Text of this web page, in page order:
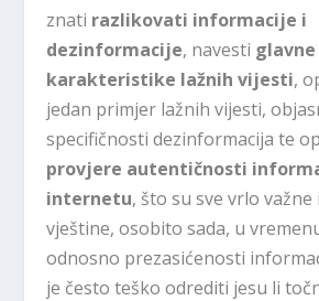
znati razlikovati informacije i
dezinformacije, navesti glavne
karakteristike lažnih vijesti,
jedan primjer lažnih vijesti,
specifičnosti dezinformacija te
provjere autentičnosti
internetu, što su sve vrlo
vještine, osobito sada, u
odnosno prezasićenosti
je često teško odrediti jesu li